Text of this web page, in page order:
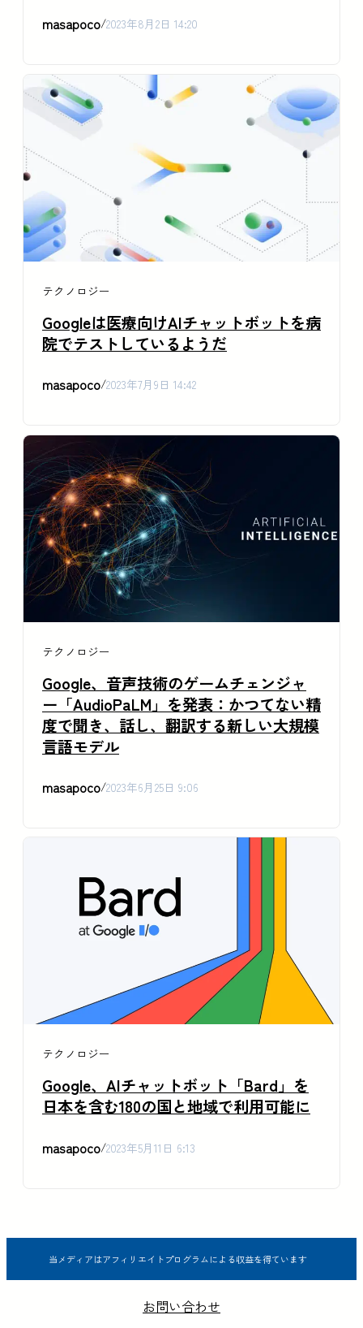
masapoco/2023年8月2日 14:20
テクノロジー
Googleは医療向けAIチャットボットを病
院でテストしているようだ
masapoco/2023年7月9日 14:42
テクノロジー
Google、音声技術のゲームチェンジャ
ー「AudioPaLM」を発表：かつてない精
度で聞き、話し、翻訳する新しい大規模
言語モデル
masapoco/2023年6月25日 9:06
テクノロジー
Google、AIチャットボット「Bard」を
日本を含む180の国と地域で利用可能に
masapoco/2023年5月11日 6:13
当メディアはアフィリエイトプログラムによる収益を得ています
お問い合わせ